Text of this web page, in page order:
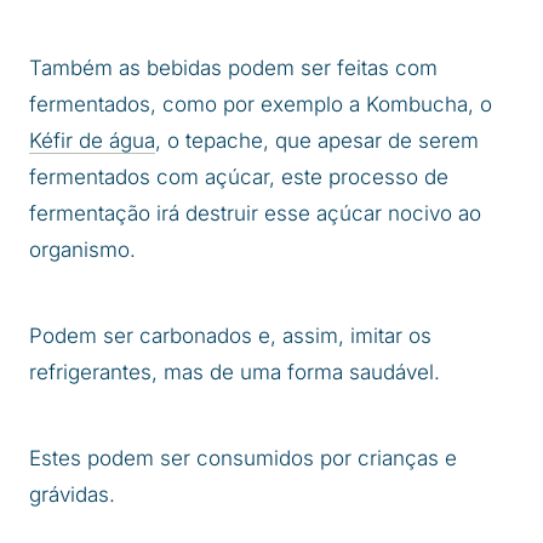
Também as bebidas podem ser feitas com
fermentados, como por exemplo a Kombucha, o
Kéfir de água, o tepache, que apesar de serem
fermentados com açúcar, este processo de
fermentação irá destruir esse açúcar nocivo ao
organismo.
Podem ser carbonados e, assim, imitar os
refrigerantes, mas de uma forma saudável.
Estes podem ser consumidos por crianças e
grávidas.